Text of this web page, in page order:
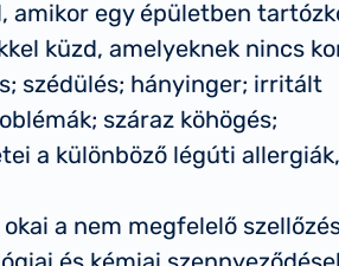
amikor egy épületben
küzd, amelyeknek nincs
szédülés; hányinger; irritált
száraz köhögés;
a különböző légúti allergiák,
a nem megfelelő